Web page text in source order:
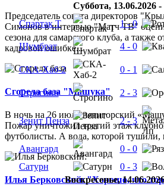
Председатель совета директоров
Симонов в интервью "Матч ТВ"
сезона для самарского клуба, а также
кадровой ошибке...
Сгорела база "Машука"
В ночь на 26 июля пятигорский
Пожар уничтожил третий этаж
футболисты. А вода, которой тушили,
Илья Берковский: "Хорошо, что
Суббота, 13.06.2026 -
Спартак Т
1 - 0
Шумбрат 4 - 0
СКА-Хаб-2 0 - 1
Строгино 2 - 3
Зенит Пенза 2 - 3
Авангард 0 - 0
Сатурн
0 - 3
Воскресенье,